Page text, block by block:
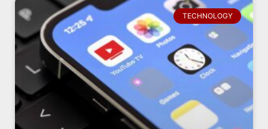
TECHNOLOGY